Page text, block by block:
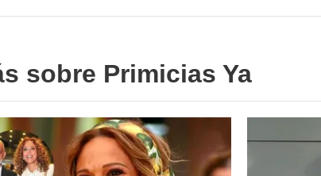
sobre Primicias Ya